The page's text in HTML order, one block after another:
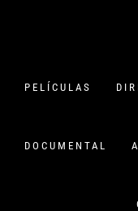
PELÍCULAS
DOCUMENTAL